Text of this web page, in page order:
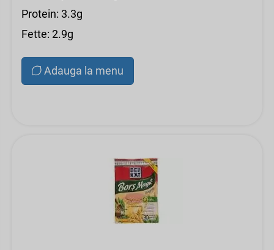
Protein: 3.3g
Fette: 2.9g
Adauga la menu